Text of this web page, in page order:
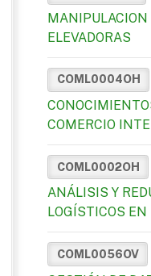
MANIPULACION
ELEVADORAS
COML0004OH
COMERCIO
COML0002OH
ANÁLISIS Y
LOGÍSTICOS
COML0056OV